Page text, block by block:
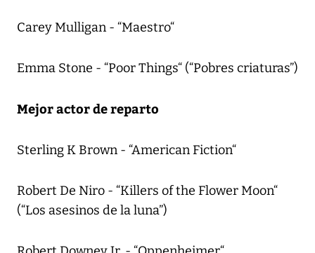
Carey Mulligan - “Maestro“
Emma Stone - “Poor Things“ (“Pobres criaturas”)
Mejor actor de reparto
Sterling K Brown - “American Fiction“
Robert De Niro - “Killers of the Flower Moon“
(“Los asesinos de la luna”)